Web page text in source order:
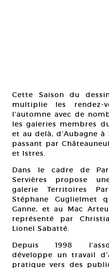
Cette Saison du
multiplie les
l’automne avec de
les galeries membres
et au delà, d’Aubagne
passant par
et Istres.
Dans le cadre de
Servières propose
galerie Territoires
Stéphane Guglielmet
Ganne, et au Mac
représenté par
Lionel Sabatté.
Depuis 1998
développe un travail
pratique vers des